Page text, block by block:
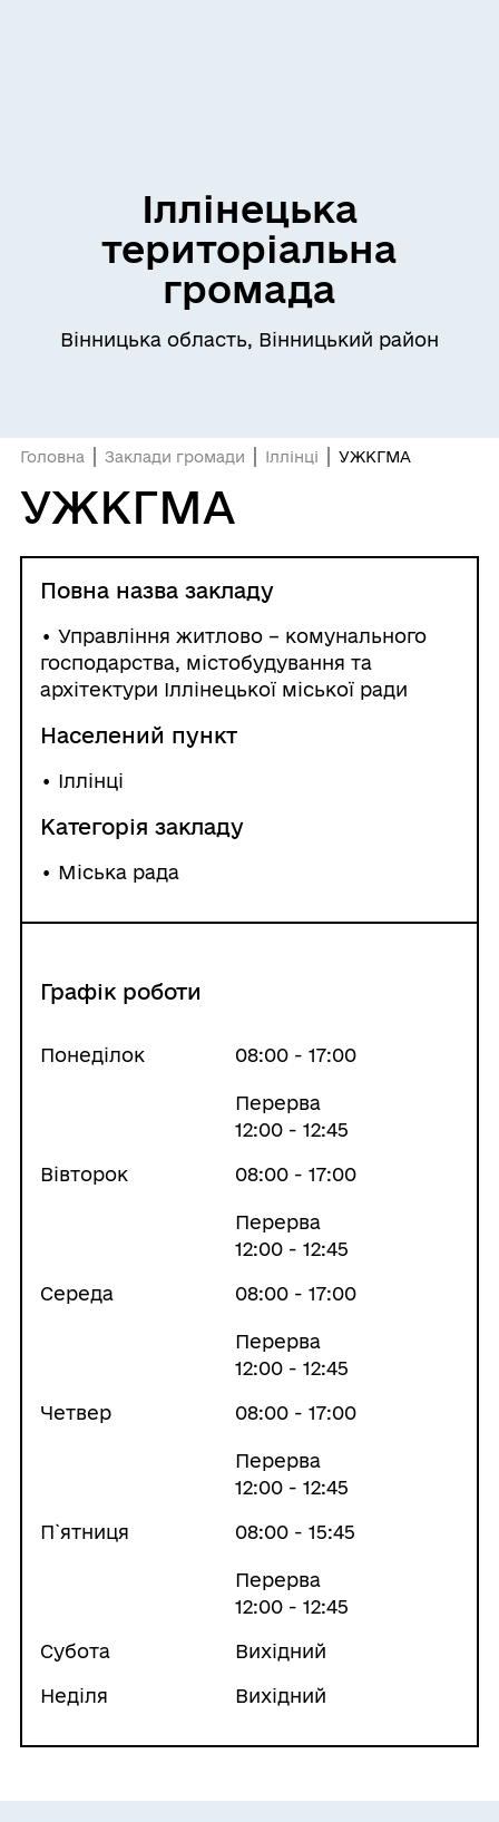
Іллінецька
територіальна
громада
Вінницька область, Вінницький район
Головна Заклади громади Іллінці УЖКГМА
УЖКГМА
Графік роботи
Понеділок 08:00 - 17:00
Перерва
12:00 - 12:45
Вівторок 08:00 - 17:00
Перерва
12:00 - 12:45
Середа 08:00 - 17:00
Перерва
12:00 - 12:45
Четвер 08:00 - 17:00
Перерва
12:00 - 12:45
П`ятниця 08:00 - 15:45
Перерва
12:00 - 12:45
Субота Вихідний
Неділя Вихідний
Повна назва закладу
• Управління житлово – комунального
господарства, містобудування та
архітектури Іллінецької міської ради
Населений пункт
• Іллінці
Категорія закладу
• Міська рада